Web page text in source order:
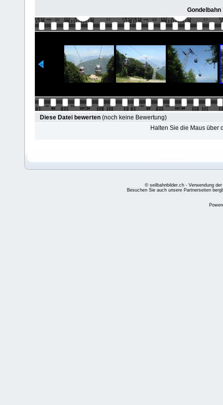
Diese Datei bewerten (noch keine Bewertung)
Halten Sie die Maus über
© seilbahnbilder.ch - Verwendung
Besuchen Sie auch unsere Partnerseiten